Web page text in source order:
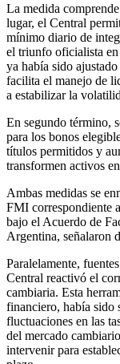
La medida
lugar, el Central
mínimo diario de
el triunfo oficialista
ya había sido
facilita el manejo de
a estabilizar la
En segundo término,
para los bonos
títulos permitidos y
transformen activos
Ambas medidas se
FMI correspondiente
bajo el Acuerdo de
Argentina, señalaron
Paralelamente,
Central reactivó el
cambiaria. Esta
financiero, había sido
fluctuaciones en las
del mercado
intervenir para